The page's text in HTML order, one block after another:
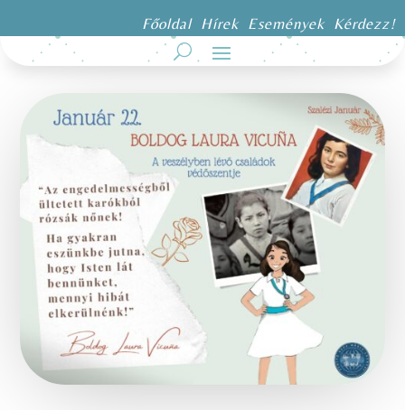
Főoldal Hírek Események Kérdezz!